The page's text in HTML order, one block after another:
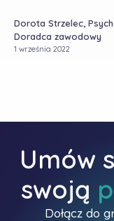
Dorota Strzelec,
Doradca zawodowy
1 września 2022
Umów
swoją
Dołącz do